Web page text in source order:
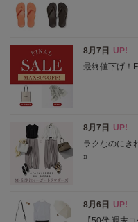
身長もおしゃれ
「NEO大人ベイカ